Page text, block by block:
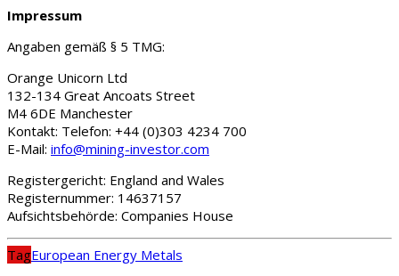
Impressum
Angaben gemäß § 5 TMG:
Orange Unicorn Ltd
132-134 Great Ancoats Street
M4 6DE Manchester
Kontakt: Telefon: +44 (0)303 4234 700
E-Mail: info@mining-investor.com
Registergericht: England and Wales
Registernummer: 14637157
Aufsichtsbehörde: Companies House
TagEuropean Energy Metals